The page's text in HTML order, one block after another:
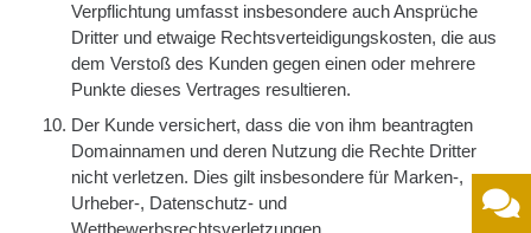
Verpflichtung umfasst insbesondere auch Ansprüche
Dritter und etwaige Rechtsverteidigungskosten, die aus
dem Verstoß des Kunden gegen einen oder mehrere
Punkte dieses Vertrages resultieren.
Der Kunde versichert, dass die von ihm beantragten
Domainnamen und deren Nutzung die Rechte Dritter
nicht verletzen. Dies gilt insbesondere für Marken-,
Urheber-, Datenschutz- und
Wettbewerbsrechtsverletzungen.